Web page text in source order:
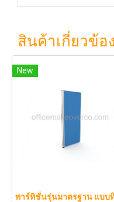
สินค้าเกี่ยวข้อง
New